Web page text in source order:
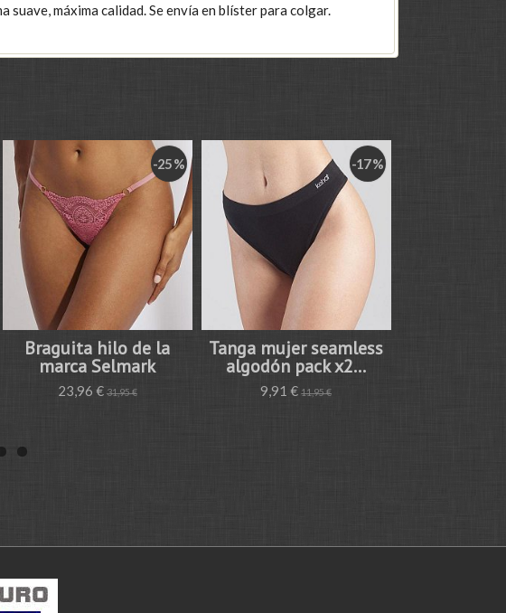
máxima calidad. Se envía en blíster para colgar.
-25 %
Braguita hilo de la
marca Selmark
23,96 € 31,95 €
-17 %
Tanga mujer seamless
algodón pack x2...
9,91 €11,95 €